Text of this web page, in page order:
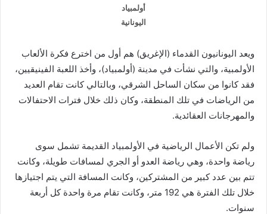
أولمبياد
اليونانية
ويعد اليونانيون القدماء (الإغريق) هم أول من اخترع فكرة الألعاب
الأولمبية، والتي نشأت في مدينة (أولمبياد)، وأخذ اللعبة الفينيقيين،
فقد كانوا من سكان الساحل الشرقي، وبالتالي كانت تقام العديد
من الرياضات في تلك المنطقة، وكان ذلك خلال فترات الاحتفالات
والمهرجانات العقائدية.
ولم تكن الأعمال الرياضية في الأولمبياد القديمة تشمل سوى
رياضة واحدة، وهي رياضة العدو أو الجري لمسافات طويلة، وكانت
تتم بين عدد كبير من المشتركين، وكانت المسافة التي يتم اجتيازها
خلال تلك الفترة هي 192 متر، وكانت تقام مرة واحدة كل أربعة
سنوات.